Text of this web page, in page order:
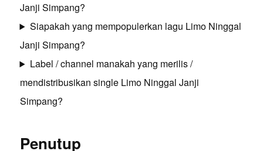
Janji Simpang?
Siapakah yang mempopulerkan lagu Limo Ninggal
Janji Simpang?
Label / channel manakah yang merilis /
mendistribusikan single Limo Ninggal Janji
Simpang?
Penutup